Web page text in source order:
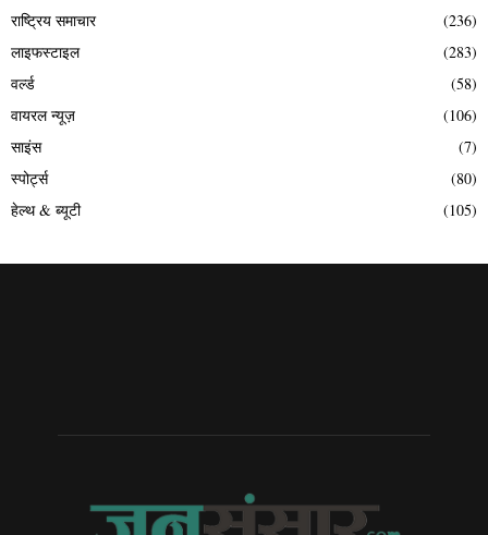
राष्ट्रिय समाचार
(236)
लाइफस्टाइल
(283)
वर्ल्ड
(58)
वायरल न्यूज़
(106)
साइंस
(7)
स्पोर्ट्स
(80)
हेल्थ & ब्यूटी
(105)